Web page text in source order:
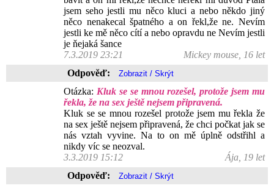
jsem seho jestli mu něco kluci a nebo někdo jiný
něco nenakecal špatného a on řekl,že ne. Nevím
jestli ke mě něco cítí a nebo opravdu ne Nevím jestli
je ňejaká šance
7.3.2019 23:21
Mickey mouse, 16 let
Odpověď:
Otázka: Kluk se se mnou rozešel, protože jsem mu
řekla, že na sex ještě nejsem připravená.
Kluk se se mnou rozešel protože jsem mu řekla že
na sex ještě nejsem připravená, že chci počkat jak se
nás vztah vyvine. Na to on mě úplně odstřihl a
nikdy víc se neozval.
3.3.2019 15:12
Ája, 19 let
Odpověď: